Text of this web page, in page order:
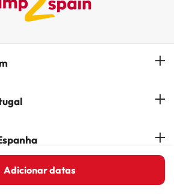
Adicionar datas